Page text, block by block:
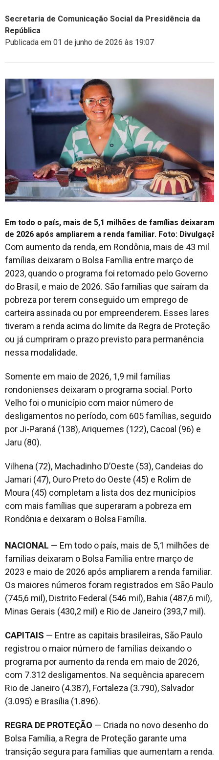
Secretaria de Comunicação Social da Presidência da
República
Publicada em 01 de junho de 2026 às 19:07
Em todo o país, mais de 5,1 milhões de famílias
de 2026 após ampliarem a renda familiar. Foto:
Com aumento da renda, em Rondônia, mais de 43 mil
famílias deixaram o Bolsa Família entre março de
2023, quando o programa foi retomado pelo Governo
do Brasil, e maio de 2026. São famílias que saíram da
pobreza por terem conseguido um emprego de
carteira assinada ou por empreenderem. Esses lares
tiveram a renda acima do limite da Regra de Proteção
ou já cumpriram o prazo previsto para permanência
nessa modalidade.
Somente em maio de 2026, 1,9 mil famílias
rondonienses deixaram o programa social. Porto
Velho foi o município com maior número de
desligamentos no período, com 605 famílias, seguido
por Ji-Paraná (138), Ariquemes (122), Cacoal (96) e
Jaru (80).
Vilhena (72), Machadinho D’Oeste (53), Candeias do
Jamari (47), Ouro Preto do Oeste (45) e Rolim de
Moura (45) completam a lista dos dez municípios
com mais famílias que superaram a pobreza em
Rondônia e deixaram o Bolsa Família.
NACIONAL — Em todo o país, mais de 5,1 milhões de
famílias deixaram o Bolsa Família entre março de
2023 e maio de 2026 após ampliarem a renda familiar.
Os maiores números foram registrados em São Paulo
(745,6 mil), Distrito Federal (546 mil), Bahia (487,6 mil),
Minas Gerais (430,2 mil) e Rio de Janeiro (393,7 mil).
CAPITAIS — Entre as capitais brasileiras, São Paulo
registrou o maior número de famílias deixando o
programa por aumento da renda em maio de 2026,
com 7.312 desligamentos. Na sequência aparecem
Rio de Janeiro (4.387), Fortaleza (3.790), Salvador
(3.095) e Brasília (1.896).
REGRA DE PROTEÇÃO — Criada no novo desenho do
Bolsa Família, a Regra de Proteção garante uma
transição segura para famílias que aumentam a renda.